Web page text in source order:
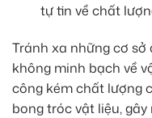
tự tin về chất
Tránh xa những cơ
không minh bạch về
công kém chất lượng
bong tróc vật liệu,